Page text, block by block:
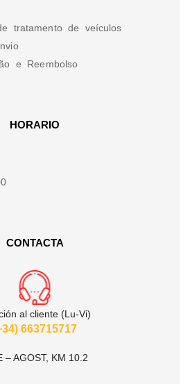
tratamento de veículos
e Reembolso
HORARIO
CONTACTA
al cliente (Lu-Vi)
663715717
– AGOST, KM 10.2